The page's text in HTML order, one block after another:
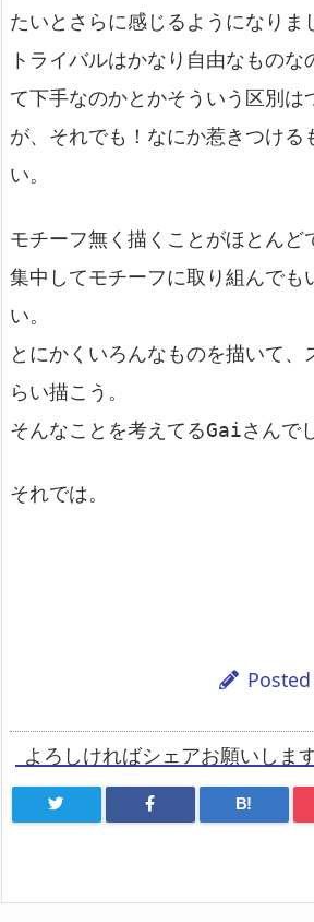
たいとさらに感じるようになりま
トライバルはかなり自由なものな
て下手なのかとかそういう区別は
が、それでも！なにか惹きつける
い。
モチーフ無く描くことがほとんど
集中してモチーフに取り組んでも
い。
とにかくいろんなものを描いて、
らい描こう。
そんなことを考えてるGaiさんで
それでは。
よろしければシェアお願いしま
B!